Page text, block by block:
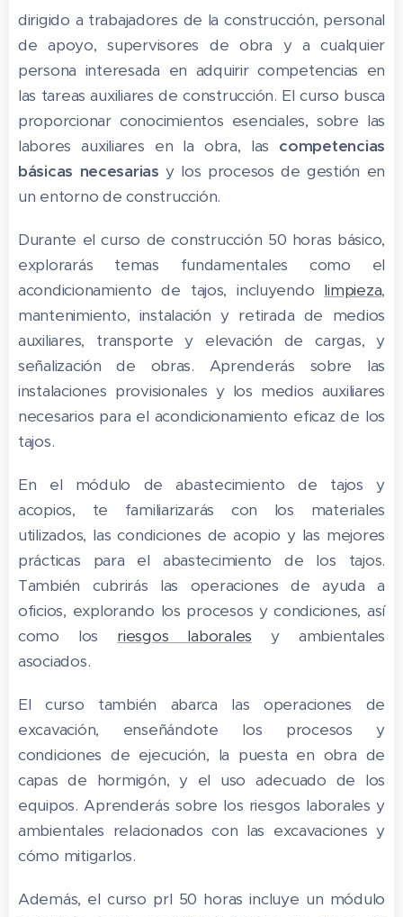
dirigido a trabajadores de la construcción, personal
de apoyo, supervisores de obra y a cualquier
persona interesada en adquirir competencias en
las tareas auxiliares de construcción. El curso busca
proporcionar conocimientos esenciales, sobre las
labores auxiliares en la obra, las competencias
básicas necesarias y los procesos de gestión en
un entorno de construcción.
Durante el curso de construcción 50 horas básico,
explorarás temas fundamentales como el
acondicionamiento de tajos, incluyendo limpieza,
mantenimiento, instalación y retirada de medios
auxiliares, transporte y elevación de cargas, y
señalización de obras. Aprenderás sobre las
instalaciones provisionales y los medios auxiliares
necesarios para el acondicionamiento eficaz de los
tajos.
En el módulo de abastecimiento de tajos y
acopios, te familiarizarás con los materiales
utilizados, las condiciones de acopio y las mejores
prácticas para el abastecimiento de los tajos.
También cubrirás las operaciones de ayuda a
oficios, explorando los procesos y condiciones, así
como los riesgos laborales y ambientales
asociados.
El curso también abarca las operaciones de
excavación, enseñándote los procesos y
condiciones de ejecución, la puesta en obra de
capas de hormigón, y el uso adecuado de los
equipos. Aprenderás sobre los riesgos laborales y
ambientales relacionados con las excavaciones y
cómo mitigarlos.
Además, el curso prl 50 horas incluye un módulo